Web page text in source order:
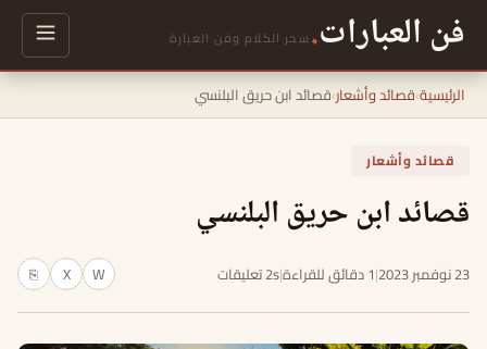
فن العبارات. سحر الكلام وفن العبارة
الرئيسية›قصائد وأشعار›قصائد ابن حريق البلنسي
قصائد وأشعار
قصائد ابن حريق البلنسي
23 نوفمبر 2023 |1 دقائق للقراءة |2s تعليقات W
X
⎘